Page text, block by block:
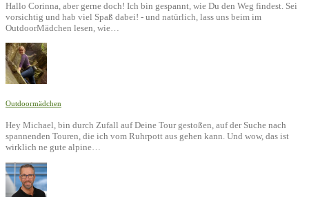
Hallo Corinna, aber gerne doch! Ich bin gespannt, wie Du den Weg findest. Sei
vorsichtig und hab viel Spaß dabei! - und natürlich, lass uns beim im
OutdoorMädchen lesen, wie…
Outdoormädchen
Hey Michael, bin durch Zufall auf Deine Tour gestoßen, auf der Suche nach
spannenden Touren, die ich vom Ruhrpott aus gehen kann. Und wow, das ist
wirklich ne gute alpine…